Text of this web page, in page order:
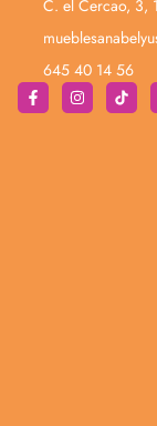
C. el Cercao, 3,
645 40 14 56